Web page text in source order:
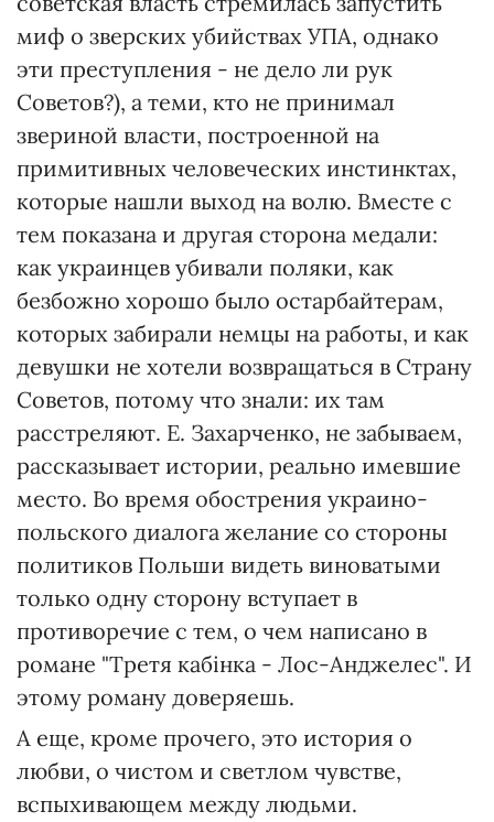
миф о зверских убийствах УПА, однако
эти преступления - не дело ли рук
Советов?), а теми, кто не принимал
звериной власти, построенной на
примитивных человеческих инстинктах,
которые нашли выход на волю. Вместе с
тем показана и другая сторона медали:
как украинцев убивали поляки, как
безбожно хорошо было остарбайтерам,
которых забирали немцы на работы, и как
девушки не хотели возвращаться в Страну
Советов, потому что знали: их там
расстреляют. Е. Захарченко, не забываем,
рассказывает истории, реально имевшие
место. Во время обострения украино-
польского диалога желание со стороны
политиков Польши видеть виноватыми
только одну сторону вступает в
противоречие с тем, о чем написано в
романе "Третя кабінка - Лос-Анджелес". И
этому роману доверяешь.
А еще, кроме прочего, это история о
любви, о чистом и светлом чувстве,
вспыхивающем между людьми.